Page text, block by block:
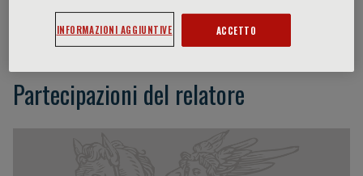
A. de Bartolomeis
Partecipazioni del relatore
INFORMAZIONI AGGIUNTIVE ACCETTO